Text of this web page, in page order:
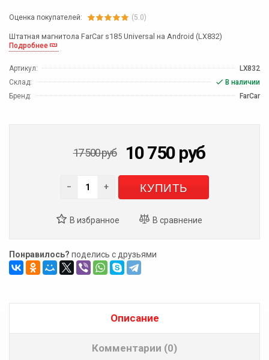
Оценка покупателей: (5.0)
Штатная магнитола FarCar s185 Universal на Android (LX832)
Подробнее
Артикул:
LX832
Склад:
В наличии
Бренд:
FarCar
17 500руб 10 750 руб
− + КУПИТЬ
Понравилось? поделись с друзьями
Описание
Комментарии (0)